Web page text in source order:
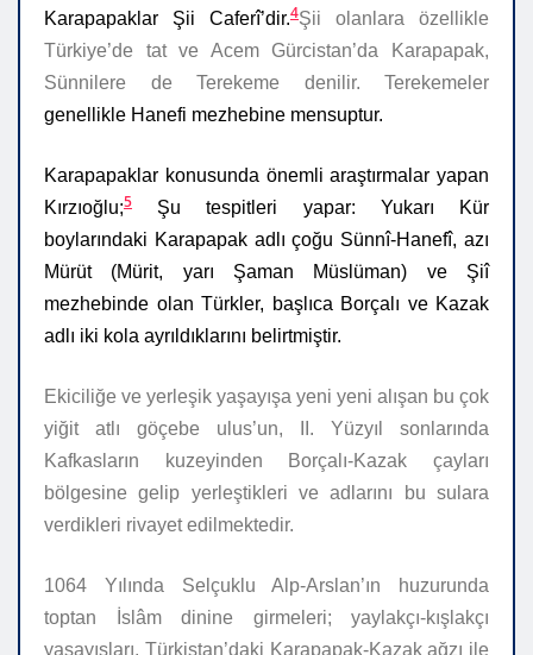
Karapapaklar Şii Caferî’dir.4Şii olanlara özellikle
Türkiye’de tat ve Acem Gürcistan’da Karapapak,
Sünnilere de Terekeme denilir. Terekemeler
genellikle Hanefi mezhebine mensuptur.
Karapapaklar konusunda önemli araştırmalar yapan
Kırzıoğlu;5 Şu tespitleri yapar: Yukarı Kür
boylarındaki Karapapak adlı çoğu Sünnî-Hanefî, azı
Mürüt (Mürit, yarı Şaman Müslüman) ve Şiî
mezhebinde olan Türkler, başlıca Borçalı ve Kazak
adlı iki kola ayrıldıklarını belirtmiştir.
Ekiciliğe ve yerleşik yaşayışa yeni yeni alışan bu çok
yiğit atlı göçebe ulus’un, II. Yüzyıl sonlarında
Kafkasların kuzeyinden Borçalı-Kazak çayları
bölgesine gelip yerleştikleri ve adlarını bu sulara
verdikleri rivayet edilmektedir.
1064 Yılında Selçuklu Alp-Arslan’ın huzurunda
toptan İslâm dinine girmeleri; yaylakçı-kışlakçı
yaşayışları, Türkistan’daki Karapapak-Kazak ağzı ile